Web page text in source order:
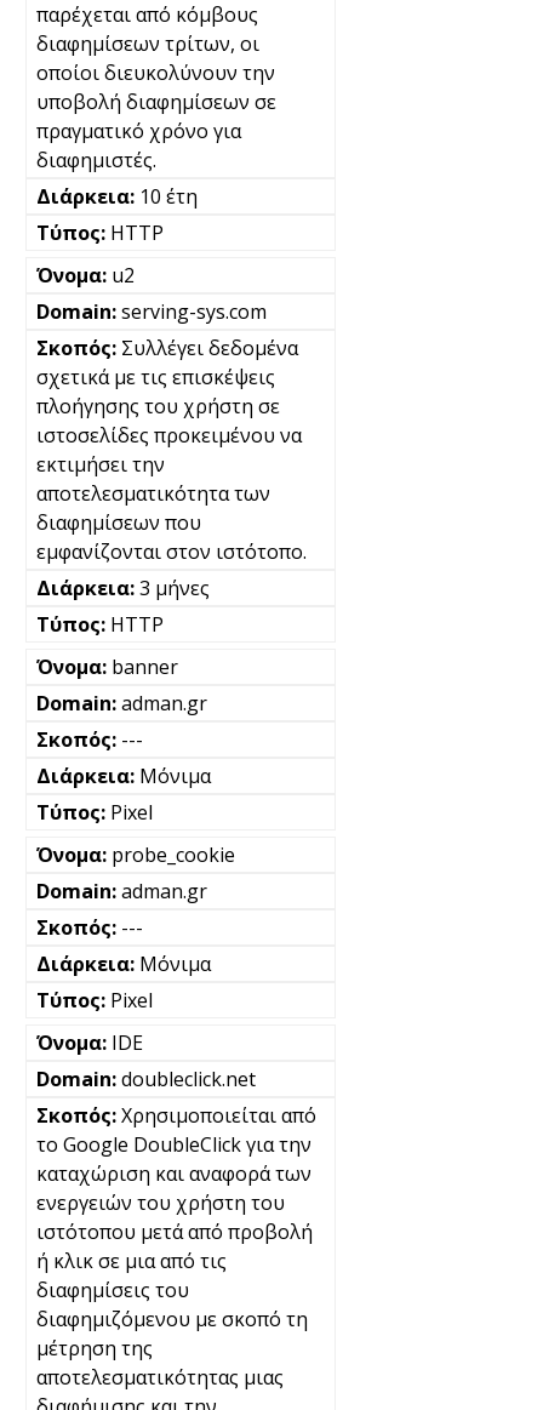
παρέχεται από κόμβους
διαφημίσεων τρίτων, οι
οποίοι διευκολύνουν την
υποβολή διαφημίσεων σε
πραγματικό χρόνο για
διαφημιστές.
10 έτη
HTTP
u2
serving-sys.com
Συλλέγει δεδομένα
σχετικά με τις επισκέψεις
πλοήγησης του χρήστη σε
ιστοσελίδες προκειμένου να
εκτιμήσει την
αποτελεσματικότητα των
διαφημίσεων που
εμφανίζονται στον ιστότοπο.
3 μήνες
HTTP
banner
adman.gr
---
Μόνιμα
Pixel
probe_cookie
adman.gr
---
Μόνιμα
Pixel
IDE
doubleclick.net
Χρησιμοποιείται από
το Google DoubleClick για την
καταχώριση και αναφορά των
ενεργειών του χρήστη του
ιστότοπου μετά από προβολή
ή κλικ σε μια από τις
διαφημίσεις του
διαφημιζόμενου με σκοπό τη
μέτρηση της
αποτελεσματικότητας μιας